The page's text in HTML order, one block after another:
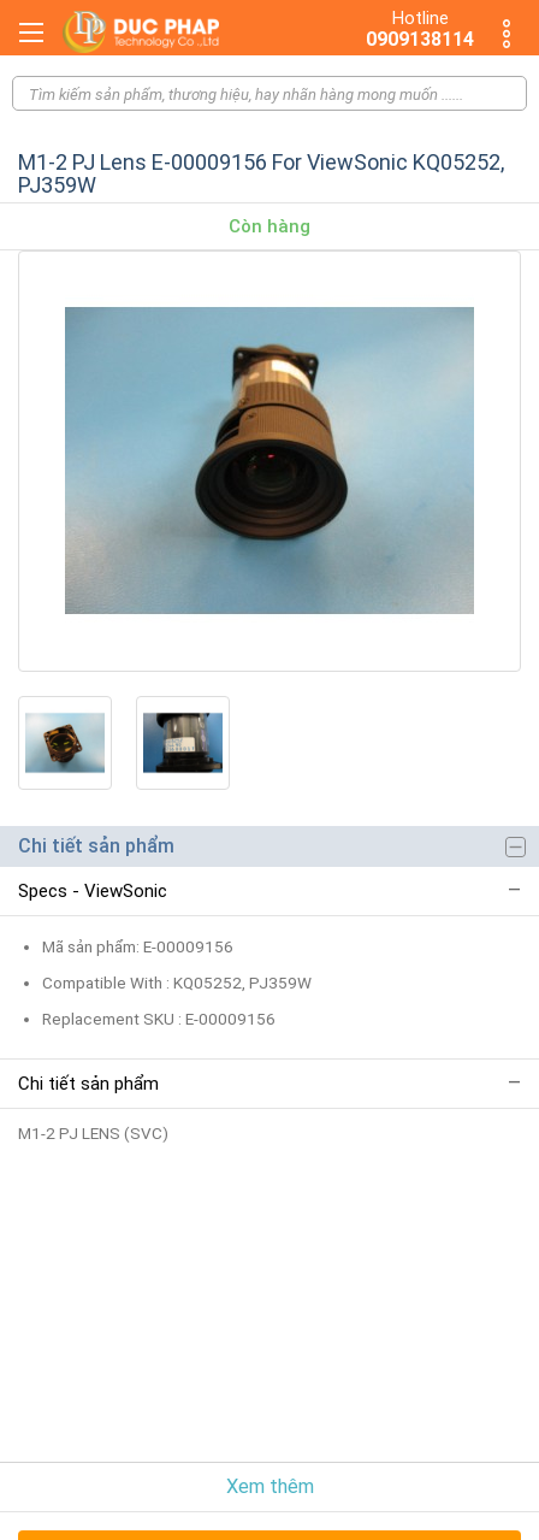
Hotline
0909138114
M1-2 PJ Lens E-00009156 For ViewSonic KQ05252,
PJ359W
Còn hàng
Chi tiết sản phẩm
Specs - ViewSonic
Mã sản phẩm: E-00009156
Compatible With : KQ05252, PJ359W
Replacement SKU : E-00009156
Chi tiết sản phẩm
M1-2 PJ LENS (SVC)
Xem thêm